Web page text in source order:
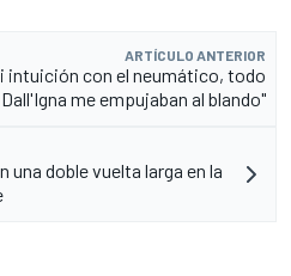
ARTÍCULO ANTERIOR
intuición con el neumático, todo
me empujaban al blando"
doble vuelta larga en la